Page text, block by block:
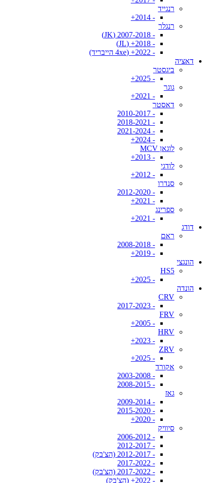
רנגייד
- 2014+
רנגלר
- 2007-2018 (JK)
- 2018+ (JL)
- 2022+ (4xe הייבריד)
דאציה
ביגסטר
- 2025+
גוגר
- 2021+
דאסטר
- 2010-2017
- 2018-2021
- 2021-2024
- 2024+
לוגאן MCV
- 2013+
לודגי
- 2012+
סנדרו
- 2012-2020
- 2021+
ספרינג
- 2021+
דודג
ראם
- 2008-2018
- 2019+
הונגצי
HS5
- 2025+
הונדה
CRV
- 2017-2023
FRV
- 2005+
HRV
- 2023+
ZRV
- 2025+
אקורד
- 2003-2008
- 2008-2015
גאז
- 2009-2014
- 2015-2020
- 2020+
סיוויק
- 2006-2012
- 2012-2017
- 2012-2017 (הצ'בק)
- 2017-2022
- 2017-2022 (הצ'בק)
- 2022+ (הצ'בק)